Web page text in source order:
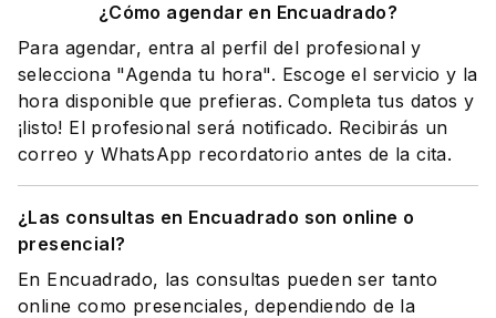
¿Cómo agendar en Encuadrado?
Para agendar, entra al perfil del profesional y
selecciona "Agenda tu hora". Escoge el servicio y la
hora disponible que prefieras. Completa tus datos y
¡listo! El profesional será notificado. Recibirás un
correo y WhatsApp recordatorio antes de la cita.
¿Las consultas en Encuadrado son online o
presencial?
En Encuadrado, las consultas pueden ser tanto
online como presenciales, dependiendo de la